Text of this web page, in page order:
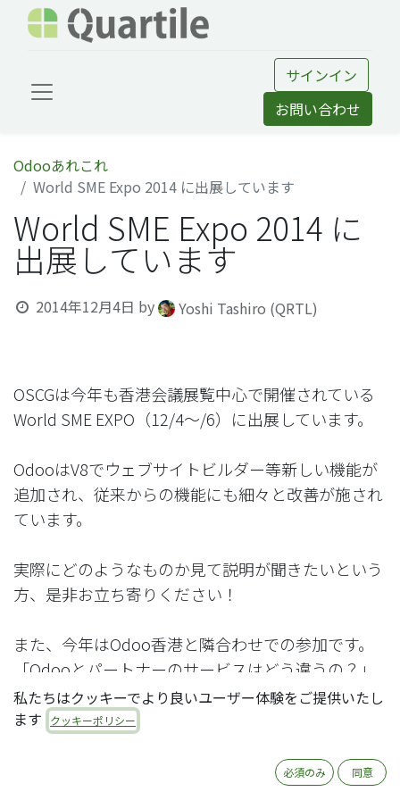
サインイン
お問い合わせ
Odooあれこれ
World SME Expo 2014 に出展しています
World SME Expo 2014 に
出展しています
2014年12月4日 by Yoshi Tashiro (QRTL)
OSCGは今年も香港会議展覧中心で開催されている
World SME EXPO（12/4～/6）に出展しています。
OdooはV8でウェブサイトビルダー等新しい機能が
追加され、従来からの機能にも細々と改善が施され
ています。
実際にどのようなものか見て説明が聞きたいという
方、是非お立ち寄りください！
また、今年はOdoo香港と隣合わせでの参加です。
「Odooとパートナーのサービスはどう違うの？」
というよくある疑問もその場で解消できるかと思い
ます。
皆さまにお会いするのを楽しみにしております。
私たちはクッキーでより良いユーザー体験をご提供いたし
ます
クッキーポリシー
必須のみ 同意